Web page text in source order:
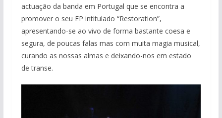
actuação da banda em Portugal que se encontra a
promover o seu EP intitulado “Restoration”,
apresentando-se ao vivo de forma bastante coesa e
segura, de poucas falas mas com muita magia musical,
curando as nossas almas e deixando-nos em estado
de transe.